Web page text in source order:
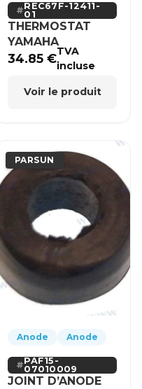
REC67F-12411-
01
THERMOSTAT
YAMAHA
34.85€TVA
incluse
Voir le produit
PARSUN
Anode Anode
PAF15-
07010009
JOINT D’ANODE